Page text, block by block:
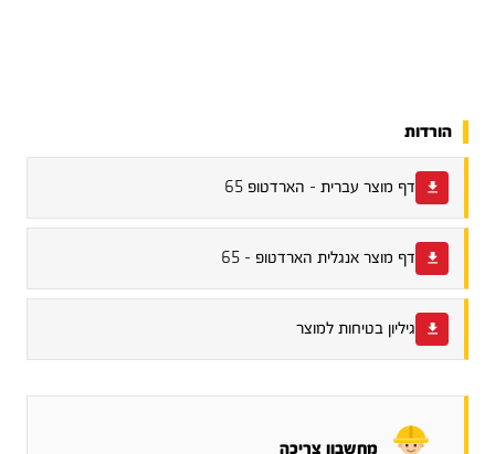
הורדות
דף מוצר עברית - הארדטופ 65
דף מוצר אנגלית הארדטופ - 65
גיליון בטיחות למוצר
מחשבון צריכה